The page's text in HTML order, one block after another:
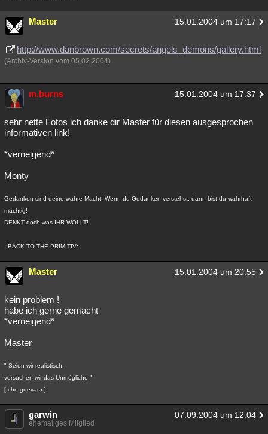
Master 15.01.2004 um 17:17
http://www.danbrown.com/secrets/angels_demons/gallery.html
(Archiv-Version vom 05.02.2004)
m.burns 15.01.2004 um 17:37
sehr nette Fotos ich danke dir Master für diesen ausgesprochen
informativen link!
*verneigend*
Monty
Gedanken sind deine wahre Macht. Wenn du Gedanken verstehst, dann bist du wahrhaft
mächtig!
DENKT doch was IHR WOLLT!
.:BACK TO THE PRIMITIV:.
Master 15.01.2004 um 20:55
kein problem !
habe ich gerne gemacht
*verneigend*
Master
" Seien wir realistisch,
versuchen wir das Unmögliche "
[ che guevara ]
garwin 07.09.2004 um 12:04
ehemaliges Mitglied